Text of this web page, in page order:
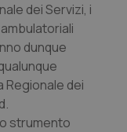
dei Servizi, i
dunque
dei
strumento